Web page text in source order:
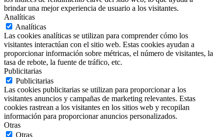
brindar una mejor experiencia de usuario a los visitantes.
Analíticas
Analíticas
Las cookies analíticas se utilizan para comprender cómo los
visitantes interactúan con el sitio web. Estas cookies ayudan a
proporcionar información sobre métricas, el número de visitantes, la
tasa de rebote, la fuente de tráfico, etc.
Publicitarias
Publicitarias
Las cookies publicitarias se utilizan para proporcionar a los
visitantes anuncios y campañas de marketing relevantes. Estas
cookies rastrean a los visitantes en los sitios web y recopilan
información para proporcionar anuncios personalizados.
Otras
Otras